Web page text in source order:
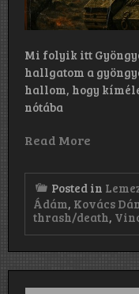
Mi folyik itt
hallgatom a
hallom, hogy
nótába
Read More
Posted in
Ádám, Kovács
thrash/death,